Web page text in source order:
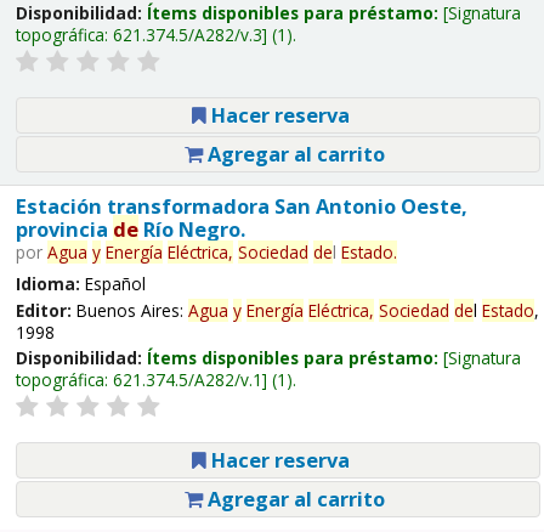
Disponibilidad: Ítems disponibles para préstamo: Signatura
topográfica: 621.374.5/A282/v.3 (1).
Hacer reserva
Agregar al carrito
Estación transformadora San Antonio Oeste,
provincia deRío Negro.
por Agua y Energía Eléctrica, Sociedad del Estado.
Idioma: Español
Editor: Buenos Aires: Agua y Energía Eléctrica, Sociedad del Estado,
1998
Disponibilidad: Ítems disponibles para préstamo: Signatura
topográfica: 621.374.5/A282/v.1 (1).
Hacer reserva
Agregar al carrito